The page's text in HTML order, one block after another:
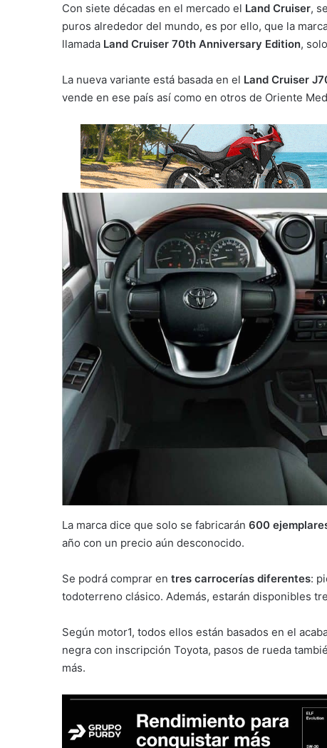
Con siete décadas en el mercado el Land Cruiser,
puros alrededor del mundo, es por ello, que la
llamada Land Cruiser 70th Anniversary Edition,
La nueva variante está basada en el Land Cruiser
vende en ese país así como en otros de Oriente
La marca dice que solo se fabricarán 600
año con un precio aún desconocido.
Se podrá comprar en tres carrocerías diferentes:
todoterreno clásico. Además, estarán disponibles
Según motor1, todos ellos están basados en el
negra con inscripción Toyota, pasos de rueda
más.